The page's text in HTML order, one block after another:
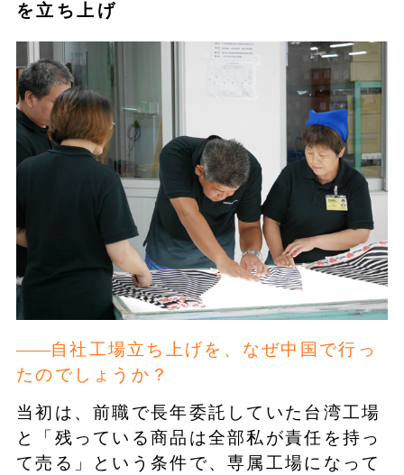
を立ち上げ
自社工場立ち上げを、なぜ中国で行っ
たのでしょうか？
当初は、前職で長年委託していた台湾工場
と「残っている商品は全部私が責任を持っ
て売る」という条件で、専属工場になって